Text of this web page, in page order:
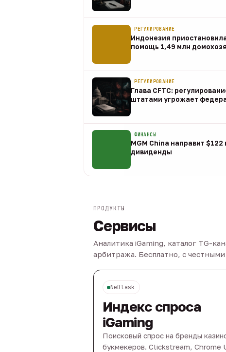
РЕГУЛИРОВАНИЕ
Индонезия
помощь 1,49 млн
РЕГУЛИРОВАНИЕ
Глава CFTC:
штатами угрожает
ФИНАНСЫ
MGM China направит
дивиденды
ПРОДУКТЫ
Сервисы
Аналитика iGaming, каталог TG-
арбитража. Бесплатно, с
NeBlask
Индекс спроса
iGaming
Поисковый спрос на бренды
букмекеров. Clickstream, Chrome